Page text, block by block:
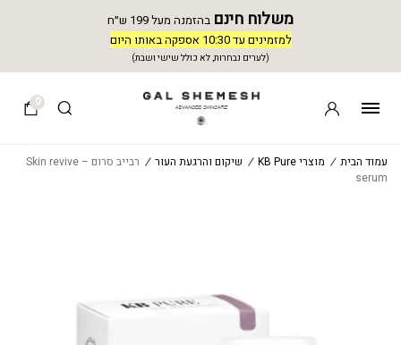
משלוח חינם בהזמנה מעל 199 ש״ח
למזמינים עד 10:30 אספקה באותו היום
(לערים נבחרות, לא כולל שישי ושבת)
0
עמוד הבית / מוצרי KB Pure / שיקום והרגעת העור /
רבייב סרום – Skin revive
serum